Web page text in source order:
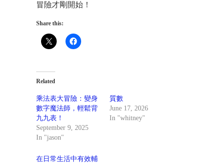
冒險才剛開始！
Share this:
Related
乘法表大冒險：變身
數字魔法師，輕鬆背
九九表！
September 9, 2025
In "jason"
質數
June 17, 2026
In "whitney"
在日常生活中有效輔